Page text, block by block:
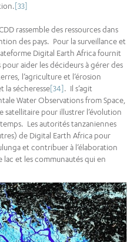
[33]
rassemble des ressources dans
des pays. Pour la surveillance et
Digital Earth Africa fournit
aider les décideurs à gérer des
l’agriculture et l’érosion
la sécheresse[34]. Il s’agit
Water Observations from Space,
satellitaire pour illustrer l’évolution
Les autorités tanzaniennes
de Digital Earth Africa pour
et contribuer à l’élaboration
et les communautés qui en